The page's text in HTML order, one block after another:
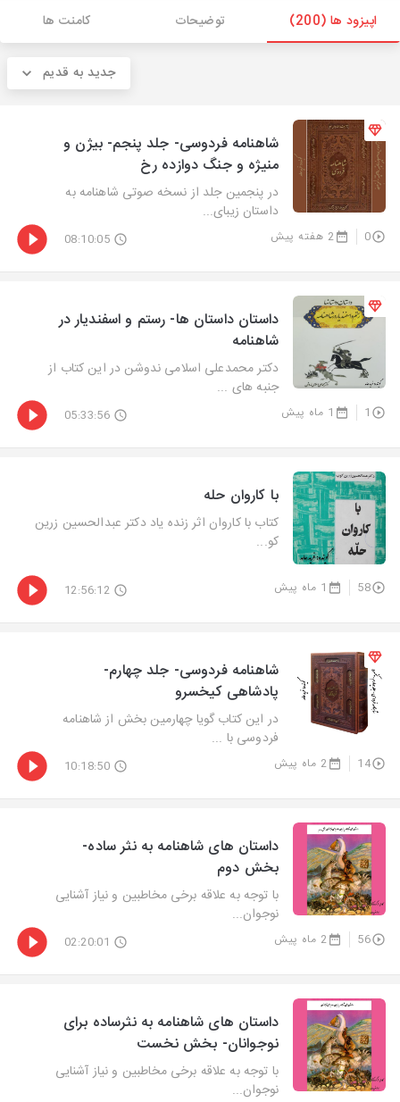
اپیزود ها (200)
توضیحات کامنت ها
جدید به قدیم
شاهنامه فردوسی- جلد پنجم- بیژن و
منیژه و جنگ دوازده رخ
در پنجمین جلد از نسخه صوتی شاهنامه به
داستان زیبای...
0 2 هفته پیش 08:10:05
داستان داستان ها- رستم و اسفندیار در
شاهنامه
دکتر محمدعلی اسلامی ندوشن در این کتاب از
جنبه های ...
1 1 ماه پیش 05:33:56
با کاروان حله
کتاب با کاروان اثر زنده یاد دکتر عبدالحسین زرین
کو...
58 1 ماه پیش 12:56:12
شاهنامه فردوسی- جلد چهارم-
پادشاهی کیخسرو
در این کتاب گویا چهارمین بخش از شاهنامه
فردوسی با ...
14 2 ماه پیش 10:18:50
داستان های شاهنامه به نثر ساده-
بخش دوم
با توجه به علاقه برخی مخاطبین و نیاز آشنایی
نوجوان...
56 2 ماه پیش 02:20:01
داستان های شاهنامه به نثرساده برای
نوجوانان- بخش نخست
با توجه به علاقه برخی مخاطبین و نیاز آشنایی
نوجوان...